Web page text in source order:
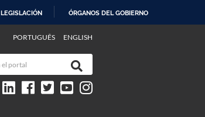
LEGISLACIÓN ÓRGANOS DEL GOBIERNO
PORTUGUÊS ENGLISH